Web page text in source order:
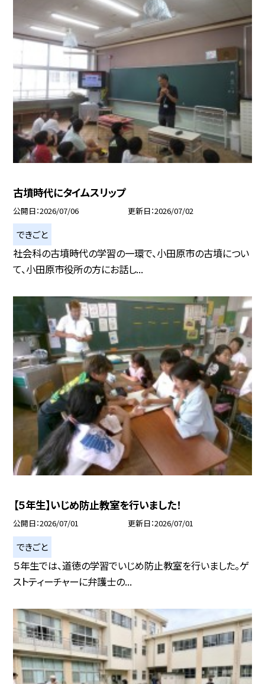
古墳時代にタイムスリップ
公開日 2026/07/06 更新日 2026/07/02
できごと
社会科の古墳時代の学習の一環で、小田原市の古墳につい
て、小田原市役所の方にお話し...
【５年生】いじめ防止教室を行いました！
公開日 2026/07/01 更新日 2026/07/01
できごと
５年生では、道徳の学習でいじめ防止教室を行いました。ゲ
ストティーチャーに弁護士の...